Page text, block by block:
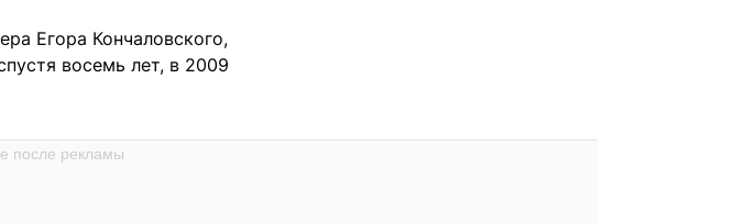
Егора Кончаловского,
восемь лет, в 2009